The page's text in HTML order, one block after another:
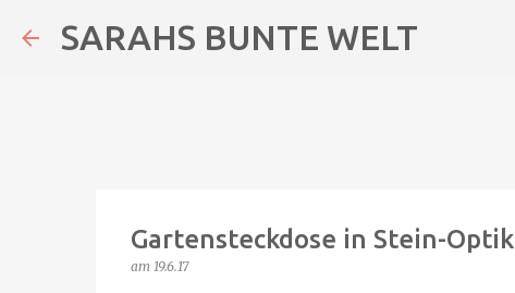
SARAHS BUNTE WELT
Gartensteckdose in Stein-Optik
am 19.6.17